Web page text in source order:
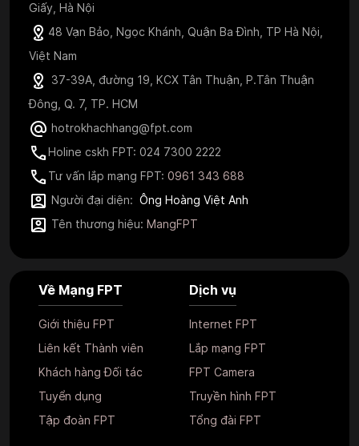
Giấy, Hà Nội
48 Vạn Bảo, Ngọc Khánh, Quận Ba Đình, TP Hà Nội,
Việt Nam
37-39A, đường 19, KCX Tân Thuận, P.Tân Thuận
Đông, Q. 7, TP. HCM
hotrokhachhang@fpt.com
Holine cskh FPT: 024 7300 2222
Tư vấn lắp mạng FPT: 0961 343 688
Người đại diện: Ông Hoàng Việt Anh
Tên thương hiệu: MangFPT
Về Mạng FPT
Giới thiệu FPT
Liên kết Thành viên
Khách hàng Đối tác
Tuyển dụng
Tập đoàn FPT
Dịch vụ
Internet FPT
Lắp mạng FPT
FPT Camera
Truyền hình FPT
Tổng đài FPT